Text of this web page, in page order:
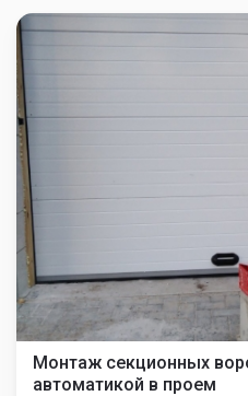
Монтаж секционных
автоматикой в проем